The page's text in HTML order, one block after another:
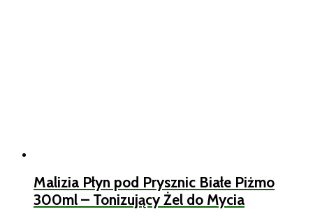
Malizia Płyn pod Prysznic Białe Piżmo
300ml – Tonizujący Żel do Mycia